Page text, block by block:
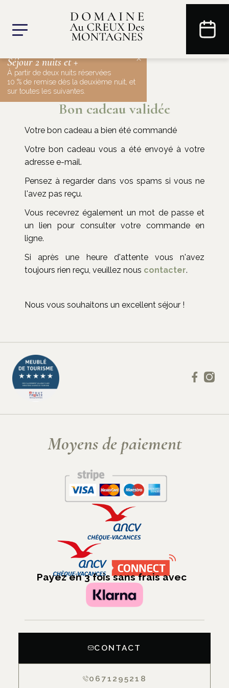
Bon cadeau validée
Votre bon cadeau a bien été commandé
Votre bon cadeau vous a été envoyé à votre
adresse e-mail.
Pensez à regarder dans vos spams si vous ne
l'avez pas reçu.
Vous recevrez également un mot de passe et
un lien pour consulter votre commande en
ligne.
Si après une heure d'attente vous n'avez
toujours rien reçu, veuillez nous contacter.
Nous vous souhaitons un excellent séjour !
Moyens de paiement
Payez en 3 fois sans frais avec
CONTACT
0671295218
×
Séjour 2 nuits et +
À partir de deux nuits réservées
10 % de remise dès la deuxième nuit, et
sur toutes les suivantes.